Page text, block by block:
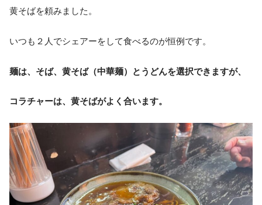
黄そばを頼みました。
いつも２人でシェアーをして食べるのが恒例です。
麺は、そば、黄そば（中華麺）とうどんを選択できますが、
コラチャーは、黄そばがよく合います。